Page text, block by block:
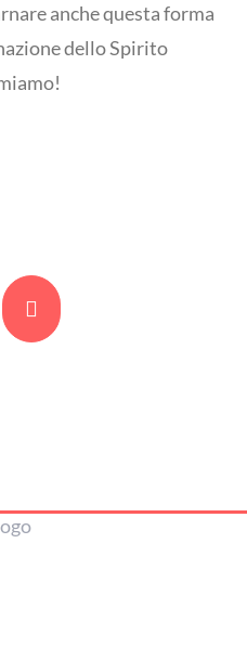
anche questa forma
dello Spirito
Email